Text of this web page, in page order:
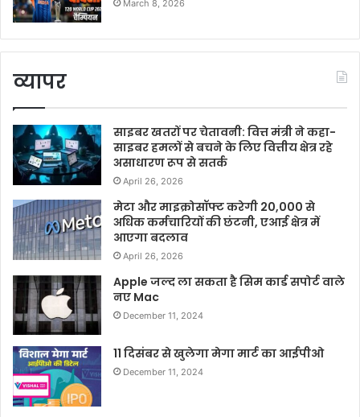
March 8, 2026
व्यापर
साइबर खतरों पर चेतावनी: वित्त मंत्री ने कहा-
साइबर हमलों से बचने के लिए वित्तीय क्षेत्र रहे
असाधारण रूप से सतर्क
April 26, 2026
मेटा और माइक्रोसॉफ्ट करेगी 20,000 से
अधिक कर्मचारियों की छंटनी, एआई क्षेत्र में
आएगा बदलाव
April 26, 2026
Apple जल्द ला सकता है सिम कार्ड सपोर्ट वाले
नए Mac
December 11, 2024
11 दिसंबर से खुलेगा मेगा मार्ट का आईपीओ
December 11, 2024